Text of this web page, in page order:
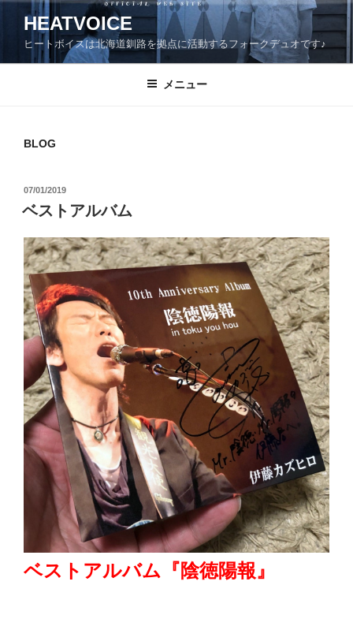
ン
HEATVOICE
ヒートボイスは北海道釧路を拠点に活動するフォークデュオです♪
メニュー
BLOG
投
稿
07/01/2019
ベストアルバム
ベストアルバム『陰徳陽報』